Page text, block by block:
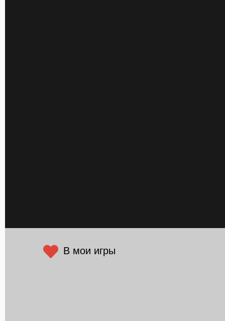
В мои игры